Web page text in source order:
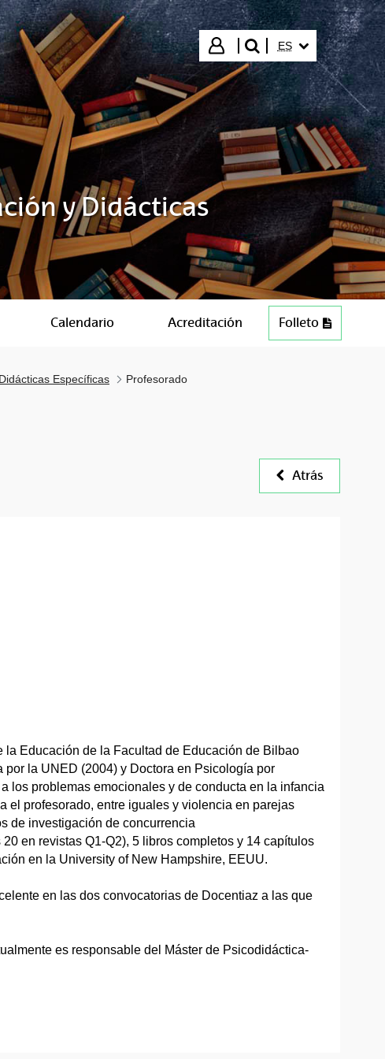
Iniciar sesión
buscar"
IDIOMA
ES
y Didácticas
Calendario Acreditación Folleto
Específicas Profesorado
Atrás
Educación de la Facultad de Educación de Bilbao
la UNED (2004) y Doctora en Psicología por
los problemas emocionales y de conducta en la infancia
el profesorado, entre iguales y violencia en parejas
de investigación de concurrencia
en revistas Q1-Q2), 5 libros completos y 14 capítulos
en la University of New Hampshire, EEUU.
en las dos convocatorias de Docentiaz a las que
es responsable del Máster de Psicodidáctica-